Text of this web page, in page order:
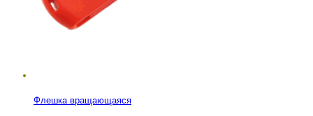
Флешка вращающаяся